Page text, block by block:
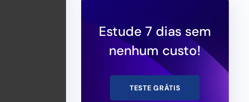
Estude 7 dias sem
nenhum custo!
TESTE GRÁTIS